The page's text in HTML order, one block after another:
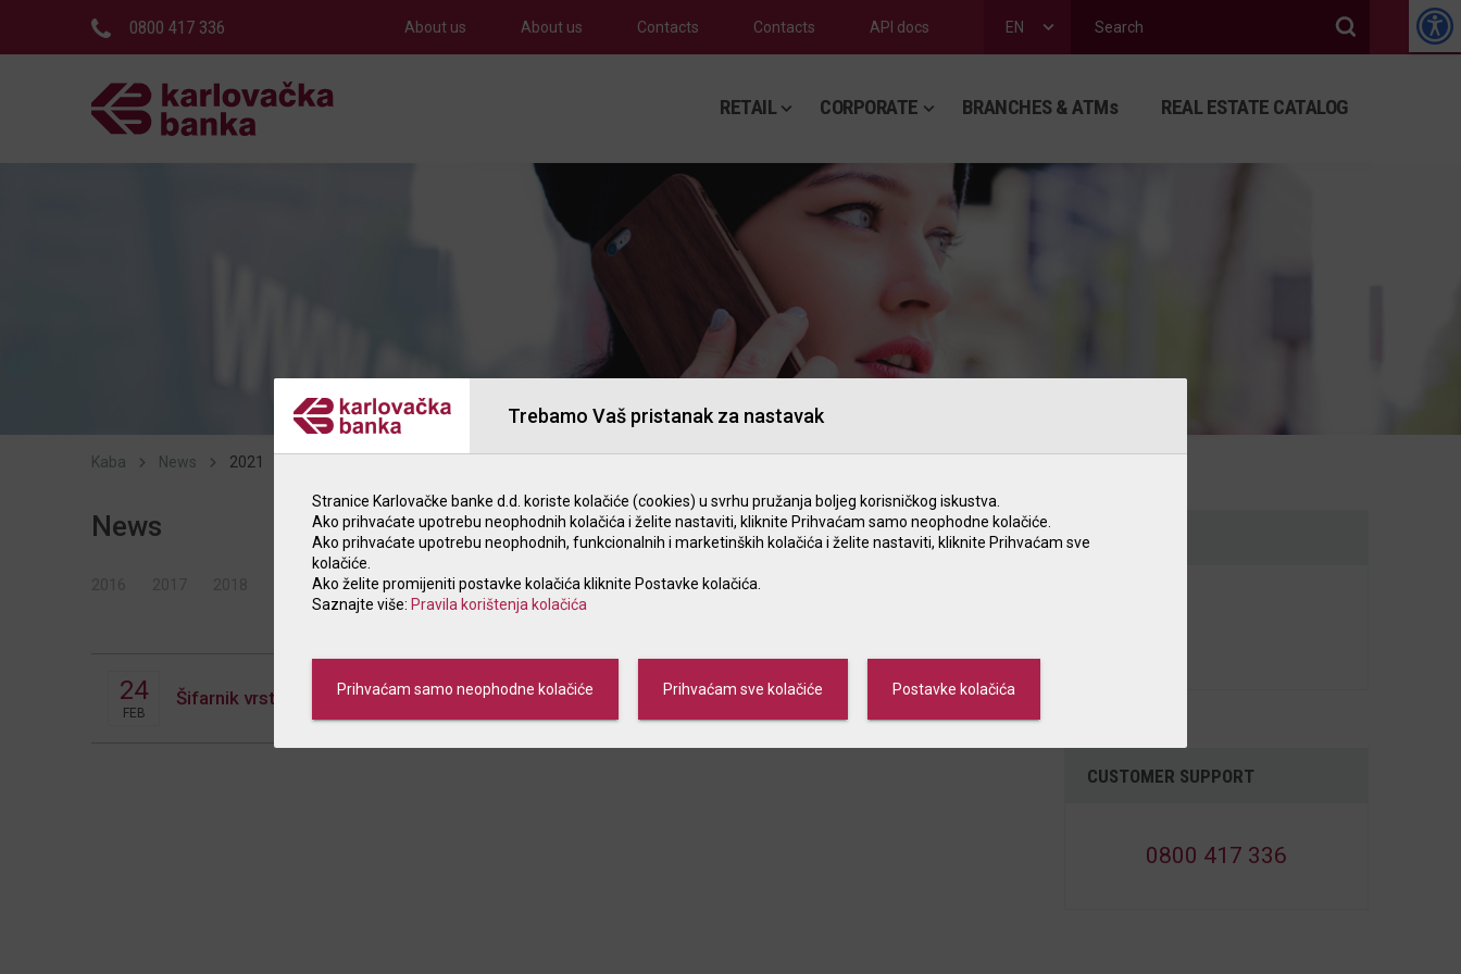
0800 417 336 About us About us Contacts Contacts API docs EN
RETAIL CORPORATE BRANCHES & ATMs REAL ESTATE CATALOG
Kaba News 2021
News
2019 2020 2021 2022
24
FEB
Šifarnik vrste osobnih primanja_obavijest poslovnim subjektima
KABA
CUSTOMER SUPPORT
0800 417 336
Trebamo Vaš pristanak za nastavak
Stranice Karlovačke banke d.d. koriste kolačiće (cookies) u svrhu pružanja boljeg korisničkog iskustva.
Ako prihvaćate upotrebu neophodnih kolačića i želite nastaviti, kliknite Prihvaćam samo neophodne kolačiće.
Ako prihvaćate upotrebu neophodnih, funkcionalnih i marketinških kolačića i želite nastaviti, kliknite Prihvaćam sve
kolačiće.
Ako želite promijeniti postavke kolačića kliknite Postavke kolačića.
Saznajte više: Pravila korištenja kolačića
Prihvaćam samo neophodne kolačiće Prihvaćam sve kolačiće Postavke kolačića